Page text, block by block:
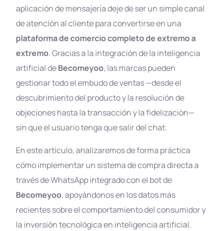
aplicación de mensajería deje de ser un simple canal
de atención al cliente para convertirse en una
plataforma de comercio completo de extremo a
extremo. Gracias a la integración de la inteligencia
artificial deBecomeyoo, las marcas pueden
gestionar todo el embudo de ventas —desde el
descubrimiento del producto y la resolución de
objeciones hasta la transacción y la fidelización—
sin que el usuario tenga que salir del chat.
En este artículo, analizaremos de forma práctica
cómo implementar un sistema de compra directa a
través de WhatsApp integrado con el bot de
Becomeyoo, apoyándonos en los datos más
recientes sobre el comportamiento del consumidor y
la inversión tecnológica en inteligencia artificial.